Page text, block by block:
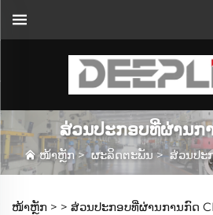
ສ່ວນປະກອບທີ່ຜ່ານກ
ໜ້າຫຼັກ>ຜະລິດຕະພັນ >ສ່ວນປະ
ໜ້າຫຼັກ > > ສ່ວນປະກອບທີ່ຜ່ານການກົດ